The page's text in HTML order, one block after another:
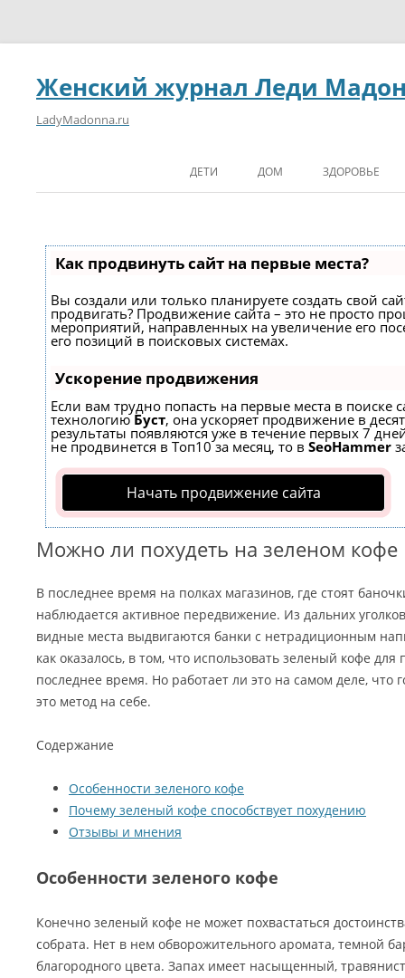
Женский журнал Леди
LadyMadonna.ru
ДЕТИ ДОМ ЗДОРОВЬЕ
Как продвинуть сайт на первые места?
Вы создали или только планируете создать свой
продвигать? Продвижение сайта – это не просто
мероприятий, направленных на увеличение его
его позиций в поисковых системах.
Ускорение продвижения
Если вам трудно попасть на первые места в поиске
технологиюБуст, она ускоряет продвижение в
результаты появляются уже в течение первых 7
не продвинется в Топ10 за месяц, то в SeoHammer
Начать продвижение сайта
Можно ли похудеть на зеленом кофе
В последнее время на полках магазинов, где стоят
наблюдается активное передвижение. Из дальних
видные места выдвигаются банки с нетрадиционным
как оказалось, в том, что использовать зеленый кофе
последнее время. Но работает ли это на самом деле, что
это метод на себе.
Содержание
Особенности зеленого кофе
Почему зеленый кофе способствует похудению
Отзывы и мнения
Особенности зеленого кофе
Конечно зеленый кофе не может похвастаться
собрата. Нет в нем обворожительного аромата, темной
благородного цвета. Запах имеет насыщенный,